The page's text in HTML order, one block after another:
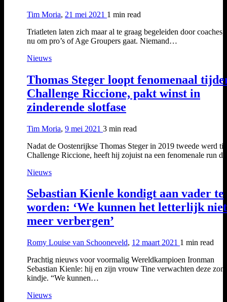
Tim Moria, 21 mei 2021 1 min read
Triatleten laten zich maar al te graag begeleiden door coaches;
nu om pro’s of Age Groupers gaat. Niemand…
Nieuws
Thomas Steger loopt fenomenaal
Challenge Riccione, pakt winst in
zinderende slotfase
Tim Moria, 9 mei 2021 3 min read
Nadat de Oostenrijkse Thomas Steger in 2019 tweede werd
Challenge Riccione, heeft hij zojuist na een fenomenale run
Nieuws
Sebastian Kienle kondigt aan vader te
worden: ‘We kunnen het letterlijk niet
meer verbergen’
Romy Louise van Schooneveld, 12 maart 2021 1 min read
Prachtig nieuws voor voormalig Wereldkampioen Ironman
Sebastian Kienle: hij en zijn vrouw Tine verwachten deze
kindje. “We kunnen…
Nieuws